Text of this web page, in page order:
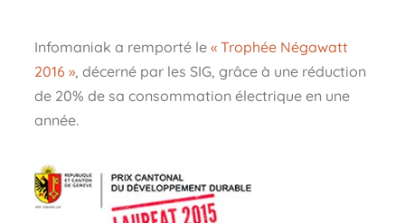
Infomaniak a remporté le« Trophée Négawatt
2016 », décerné par les SIG, grâce à une réduction
de 20% de sa consommation électrique en une
année.